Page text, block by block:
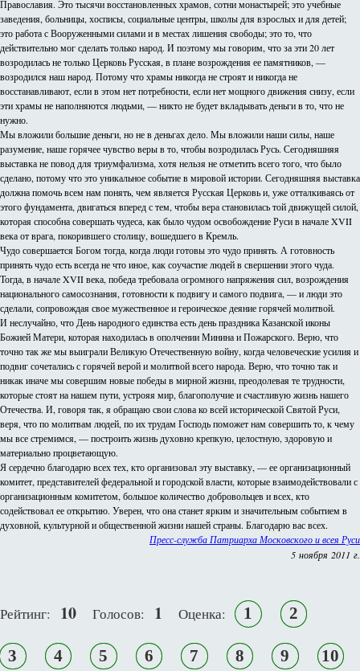
Православия. Это тысячи восстановленных храмов, сотни монастырей; это учебные
заведения, больницы, хосписы, социальные центры, школы для взрослых и для детей;
это работа с Вооруженными силами и в местах лишения свободы; это то, что
действительно мог сделать только народ. И поэтому мы говорим, что за эти 20 лет
возродилась не только Церковь Русская, в плане возрождения ее памятников, —
возродился наш народ. Потому что храмы никогда не строят и никогда не
восстанавливают, если в этом нет потребности, если нет мощного движения снизу, если
эти храмы не наполняются людьми, — никто не будет вкладывать деньги в то, что не
нужно.
Мы вложили большие деньги, но не в деньгах дело. Мы вложили наши силы, наше
разумение, наше горячее чувство веры в то, чтобы возродилась Русь. Сегодняшняя
выставка не повод для триумфализма, хотя нельзя не отметить всего того, что было
сделано, потому что это уникальное событие в мировой истории. Сегодняшняя выставка
должна помочь всем нам понять, чем является Русская Церковь и, уже отталкиваясь от
этого фундамента, двигаться вперед с тем, чтобы вера становилась той движущей силой,
которая способна совершать чудеса, как было чудом освобождение Руси в начале XVII
века от врага, покорившего столицу, вошедшего в Кремль.
Чудо совершается Богом тогда, когда люди готовы это чудо принять. А готовность
принять чудо есть всегда не что иное, как соучастие людей в свершении этого чуда.
Тогда, в начале XVII века, победа требовала огромного напряжения сил, возрождения
национального самосознания, готовности к подвигу и самого подвига, — и люди это
сделали, сопровождая свое мужественное и героическое деяние горячей молитвой.
И неслучайно, что День народного единства есть день праздника Казанской иконы
Божией Матери, которая находилась в ополчении Минина и Пожарского. Верю, что
точно так же мы выиграли Великую Отечественную войну, когда человеческие усилия и
подвиг сочетались с горячей верой и молитвой всего народа. Верю, что точно так и
никак иначе мы совершим новые победы в мирной жизни, преодолевая те трудности,
которые стоят на нашем пути, устрояя мир, благополучие и счастливую жизнь нашего
Отечества. И, говоря так, я обращаю свои слова ко всей исторической Святой Руси,
веря, что по молитвам людей, по их трудам Господь поможет нам совершить то, к чему
мы все стремимся, — построить жизнь духовно крепкую, целостную, здоровую и
материально процветающую.
Я сердечно благодарю всех тех, кто организовал эту выставку, — ее организационный
комитет, представителей федеральной и городской власти, которые взаимодействовали с
организационным комитетом, большое количество добровольцев и всех, кто
содействовал ее открытию. Уверен, что она станет ярким и значительным событием в
духовной, культурной и общественной жизни нашей страны. Благодарю вас всех.
Пресс-служба Патриарха Московского и всея Руси
5 ноября 2011 г.
Рейтинг: 10 Голосов: 1 Оценка: 1 2
3 4 5 6 7 8 9 10